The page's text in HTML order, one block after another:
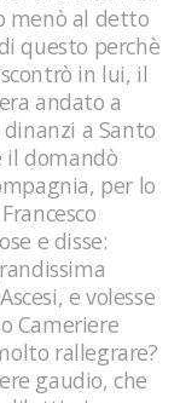
menò al detto
questo perchè
in lui, il
andato a
a Santo
il domandò
per lo
e disse:
e volesse
Cameriere
rallegrare?
gaudio, che